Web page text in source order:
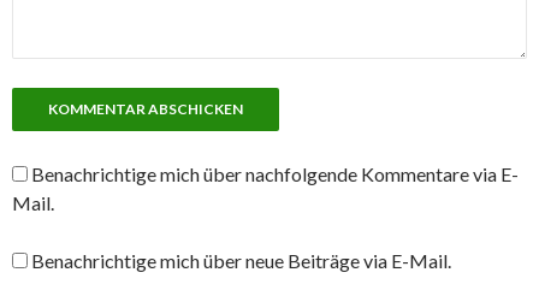
Benachrichtige mich über nachfolgende Kommentare via E-
Mail.
Benachrichtige mich über neue Beiträge via E-Mail.